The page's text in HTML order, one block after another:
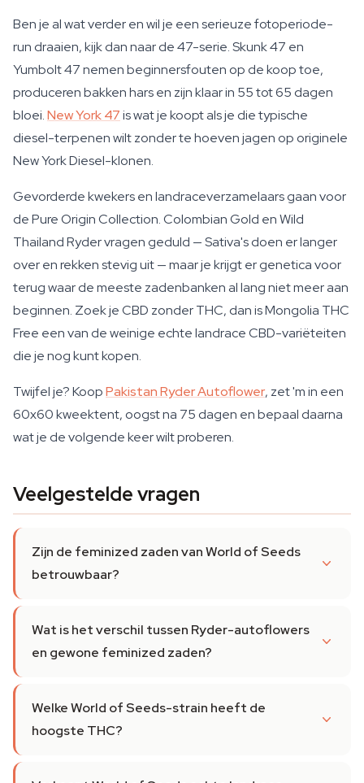
Ben je al wat verder en wil je een serieuze fotoperiode-
run draaien, kijk dan naar de 47-serie. Skunk 47 en
Yumbolt 47 nemen beginnersfouten op de koop toe,
produceren bakken hars en zijn klaar in 55 tot 65 dagen
bloei.New York 47is wat je koopt als je die typische
diesel-terpenen wilt zonder te hoeven jagen op originele
New York Diesel-klonen.
Gevorderde kwekers en landraceverzamelaars gaan voor
de Pure Origin Collection. Colombian Gold en Wild
Thailand Ryder vragen geduld — Sativa's doen er langer
over en rekken stevig uit — maar je krijgt er genetica voor
terug waar de meeste zadenbanken al lang niet meer aan
beginnen. Zoek je CBD zonder THC, dan is Mongolia THC
Free een van de weinige echte landrace CBD-variëteiten
die je nog kunt kopen.
Twijfel je? KoopPakistan Ryder Autoflower, zet 'm in een
60x60 kweektent, oogst na 75 dagen en bepaal daarna
wat je de volgende keer wilt proberen.
Veelgestelde vragen
Zijn de feminized zaden van World of Seeds
betrouwbaar?
Wat is het verschil tussen Ryder-autoflowers
en gewone feminized zaden?
Welke World of Seeds-strain heeft de
hoogste THC?